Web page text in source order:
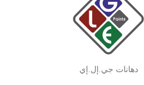
دهانات جي.إل.إي